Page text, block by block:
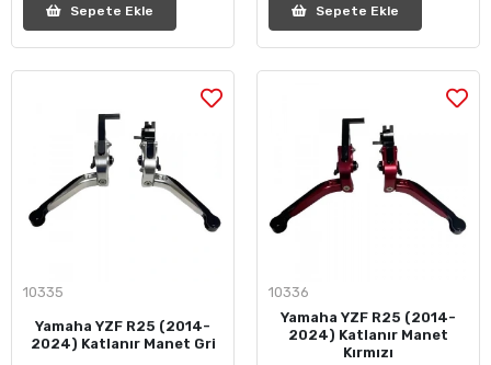
Sepete Ekle Sepete Ekle
10335
Yamaha YZF R25 (2014-
2024) Katlanır Manet Gri
10336
Yamaha YZF R25 (2014-
2024) Katlanır Manet
Kırmızı